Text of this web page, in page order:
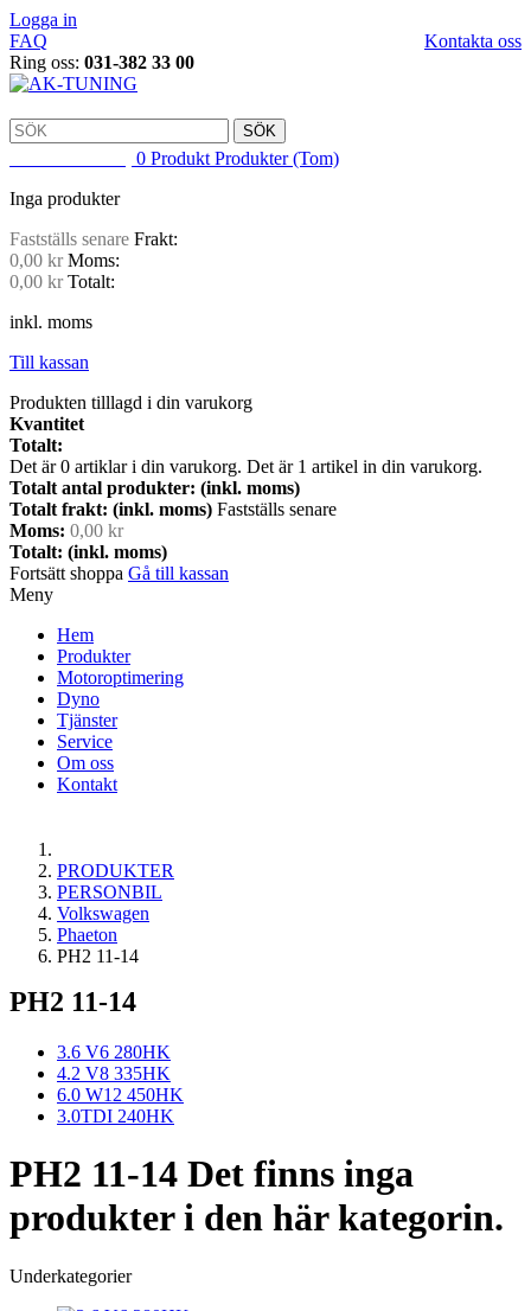
Logga in
Kontakta oss
FAQ
Ring oss: 031-382 33 00
SÖK
0 Produkt Produkter (Tom)
Inga produkter
Fastställs senare Frakt:
0,00 kr Moms:
0,00 kr Totalt:
inkl. moms
Till kassan
Produkten tilllagd i din varukorg
Kvantitet
Totalt:
Det är0 artiklar i din varukorg. Det är 1 artikel in din varukorg.
Totalt antal produkter: (inkl. moms)
Totalt frakt: (inkl. moms) Fastställs senare
Moms: 0,00 kr
Totalt: (inkl. moms)
Fortsätt shoppa Gå till kassan
Meny
Hem
Produkter
Motoroptimering
Dyno
Tjänster
Service
Om oss
Kontakt
PRODUKTER
PERSONBIL
Volkswagen
Phaeton
PH2 11-14
PH2 11-14
3.6 V6 280HK
4.2 V8 335HK
6.0 W12 450HK
3.0TDI 240HK
PH2 11-14 Det finns inga
produkter i den här kategorin.
Underkategorier